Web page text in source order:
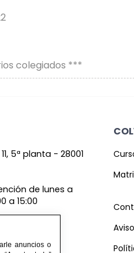
colegiados ***
5ª planta - 28001
de lunes a
a 15:00
anuncios o